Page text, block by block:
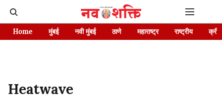
Home मुंबई नवी मुंबई ठाणे महाराष्ट्र राष्ट्रीय
Heatwave